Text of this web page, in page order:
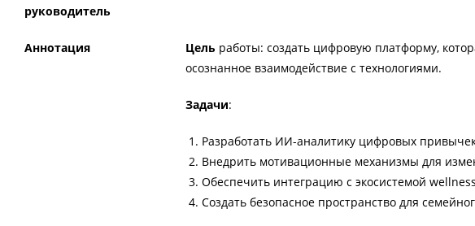
руководитель
Аннотация Цель работы: создать цифровую платформу,
осознанное взаимодействие с технологиями.
Задачи:
Разработать ИИ-аналитику цифровых
Внедрить мотивационные механизмы для
Обеспечить интеграцию с экосистемой
Создать безопасное пространство для